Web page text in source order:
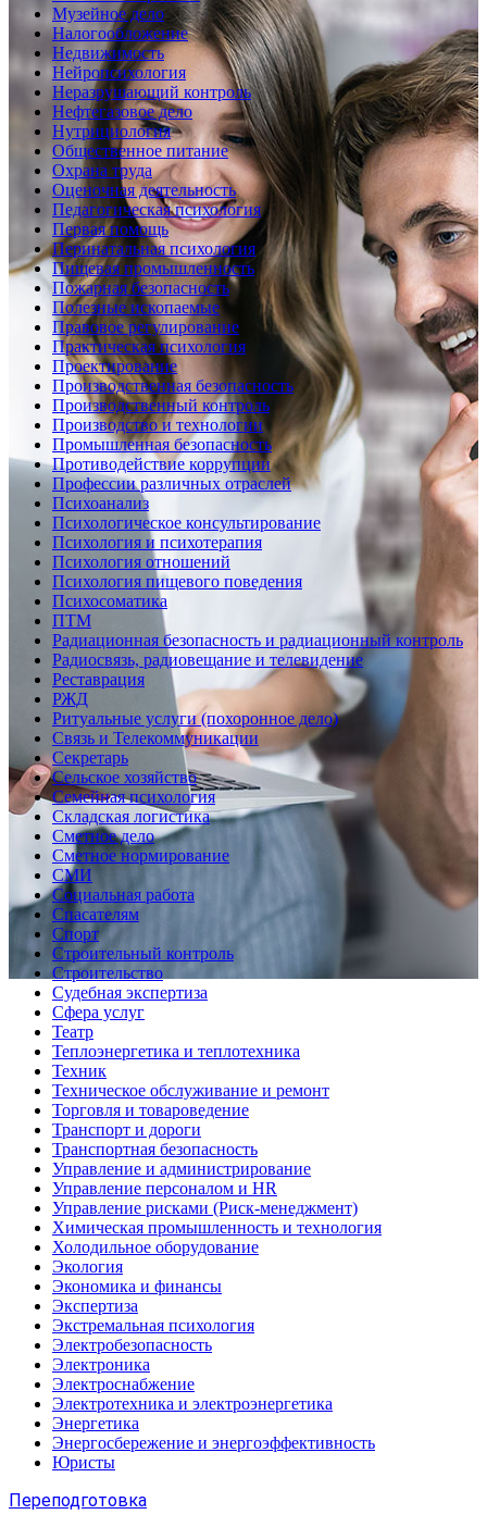
Музейное дело
Налогообложение
Недвижимость
Нейропсихология
Неразрушающий контроль
Нефтегазовое дело
Нутрициология
Общественное питание
Охрана труда
Оценочная деятельность
Педагогическая психология
Первая помощь
Перинатальная психология
Пищевая промышленность
Пожарная безопасность
Полезные ископаемые
Правовое регулирование
Практическая психология
Проектирование
Производственная безопасность
Производственный контроль
Производство и технологии
Промышленная безопасность
Противодействие коррупции
Профессии различных отраслей
Психоанализ
Психологическое консультирование
Психология и психотерапия
Психология отношений
Психология пищевого поведения
Психосоматика
ПТМ
Радиационная безопасность и радиационный контроль
Радиосвязь, радиовещание и телевидение
Реставрация
РЖД
Ритуальные услуги (похоронное дело)
Связь и Телекоммуникации
Секретарь
Сельское хозяйство
Семейная психология
Складская логистика
Сметное дело
Сметное нормирование
СМИ
Социальная работа
Спасателям
Спорт
Строительный контроль
Строительство
Судебная экспертиза
Сфера услуг
Театр
Теплоэнергетика и теплотехника
Техник
Техническое обслуживание и ремонт
Торговля и товароведение
Транспорт и дороги
Транспортная безопасность
Управление и администрирование
Управление персоналом и HR
Управление рисками (Риск-менеджмент)
Химическая промышленность и технология
Холодильное оборудование
Экология
Экономика и финансы
Экспертиза
Экстремальная психология
Электробезопасность
Электроника
Электроснабжение
Электротехника и электроэнергетика
Энергетика
Энергосбережение и энергоэффективность
Юристы
Переподготовка